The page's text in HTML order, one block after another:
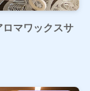
ロマワックスサ